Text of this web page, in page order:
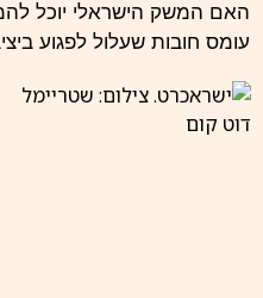
האם המשק הישראלי יוכל
עומס חובות שעלול לפגוע